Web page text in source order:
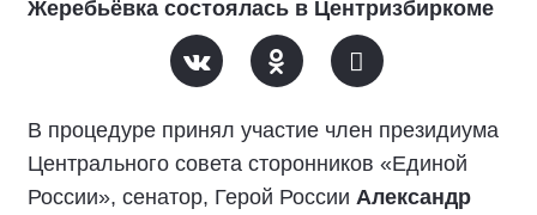
Жеребьёвка состоялась в Центризбиркоме
В процедуре принял участие член президиума
Центрального совета сторонников «Единой
России», сенатор, Герой России Александр